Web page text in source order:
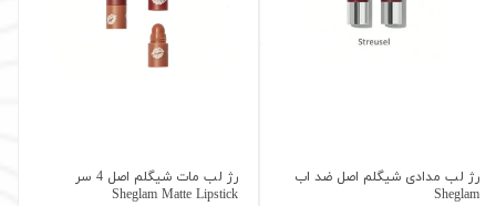
رژ لب مدادی شیگلم اصل ضد اب
Sheglam
رژ لب مات شیگلم اصل 4 سر
Sheglam Matte Lipstick